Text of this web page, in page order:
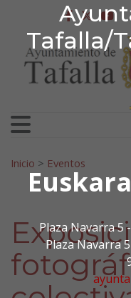
Tafalla/
Euskara
Plaza Navarra 5
Plaza Navarra
Ir al contenido
Search for:
Inicio > Eventos